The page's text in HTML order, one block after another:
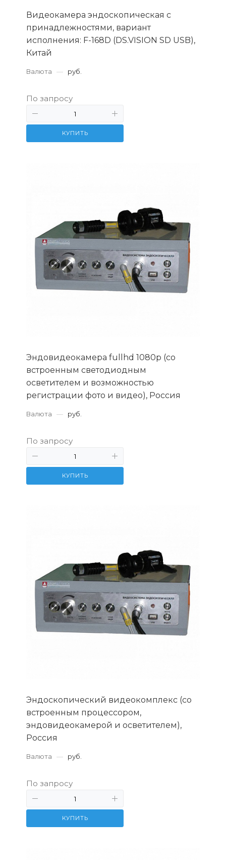
Видеокамера эндоскопическая с
принадлежностями, вариант
исполнения: F-168D (DS.VISION SD USB),
Китай
Валюта — руб.
По запросу
КУПИТЬ
Эндовидеокамера fullhd 1080p (со
встроенным светодиодным
осветителем и возможностью
регистрации фото и видео), Россия
Валюта — руб.
По запросу
КУПИТЬ
Эндоскопический видеокомплекс (со
встроенным процессором,
эндовидеокамерой и осветителем),
Россия
Валюта — руб.
По запросу
КУПИТЬ